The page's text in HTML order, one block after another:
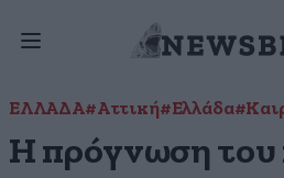
ΕΛΛΑΔΑ#Αττική#Ελλάδα
Η πρόγνωση του